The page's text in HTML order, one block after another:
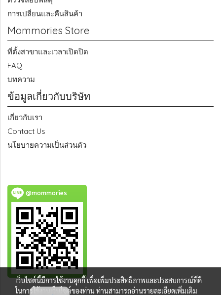
การเปลี่ยนและคืนสินค้า
Mommories Store
ที่ตั้งสาขาและเวลาเปิดปิด
FAQ
บทความ
ข้อมูลเกี่ยวกับบริษัท
เกี่ยวกับเรา
Contact Us
นโยบายความเป็นส่วนตัว
@mommories
เว็บไซต์นี้มีการใช้งานคุกกี้ เพื่อเพิ่มประสิทธิภาพและประสบการณ์ที่ดี
ในการใช้งานเว็บไซต์ของท่าน ท่านสามารถอ่านรายละเอียดเพิ่มเติม